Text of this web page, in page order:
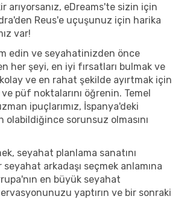
arıyorsanız, eDreams'te sizin için
Reus'e uçuşunuz için harika
var!
edin ve seyahatinizden önce
her şeyi, en iyi fırsatları bulmak ve
ve en rahat şekilde ayırtmak için
ve püf noktalarını öğrenin. Temel
ipuçlarımız, İspanya'deki
sorunsuz olmasını
seyahat planlama sanatını
arkadaşı seçmek anlamına
en büyük seyahat
yaptırın ve bir sonraki